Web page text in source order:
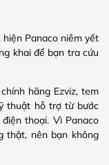
Panaco niêm yết
khai để bạn tra cứu
hãng Ezviz, tem
thuật hỗ trợ từ bước
thoại. Vì Panaco
thật, nên bạn không